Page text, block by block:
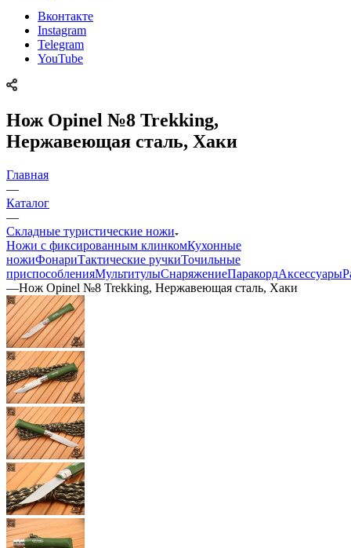
Вконтакте
Instagram
Telegram
YouTube
Нож Opinel №8 Trekking,
Нержавеющая сталь, Хаки
Главная
—
Каталог
—
Складные туристические ножи
Ножи с фиксированным клинкомКухонные
ножиФонариТактические ручкиТочильные
приспособленияМультитулыСнаряжениеПаракордАксессуары
—Нож Opinel №8 Trekking, Нержавеющая сталь, Хаки